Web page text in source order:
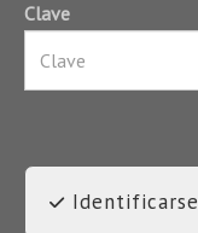
Clave
Identificarse